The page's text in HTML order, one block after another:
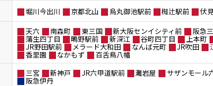
堀川今出川 京都北山 烏丸御池駅前 椥辻駅前 伏
天六 南森町 東三国 新大阪センイシティ前 阪急
蒲生四丁目
鴫野駅前 新深江 谷町四丁目 上本町
JR野田駅前
メラード大和田 なんば元町 JR吹田
香里園
なかもず 百舌鳥八幡
三宮 新神戸 JR六甲道駅前 灘岩屋 サザンモール
阪急伊丹